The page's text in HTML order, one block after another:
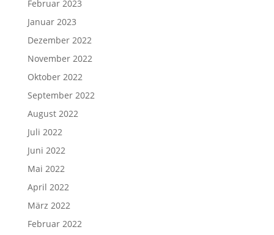
Februar 2023
Januar 2023
Dezember 2022
November 2022
Oktober 2022
September 2022
August 2022
Juli 2022
Juni 2022
Mai 2022
April 2022
März 2022
Februar 2022